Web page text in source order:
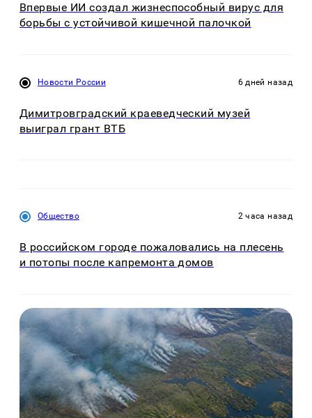
Впервые ИИ создал жизнеспособный вирус для
борьбы с устойчивой кишечной палочкой
Новости России 6 дней назад
Димитровградский краеведческий музей
выиграл грант ВТБ
Общество 2 часа назад
В российском городе пожаловались на плесень
и потопы после капремонта домов